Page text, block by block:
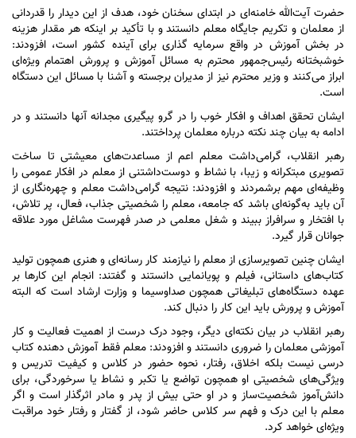
حضرت آیت‌الله خامنه‌ای در ابتدای سخنان خود، هدف از این دیدار را قدردانی
از معلمان و تکریم جایگاه معلم دانستند و با تأکید بر اینکه هر مقدار هزینه
در بخش آموزش در واقع سرمایه گذاری برای آینده کشور است، افزودند:
خوشبختانه رئیس‌جمهور محترم به مسائل آموزش و پرورش اهتمام ویژه‌ای
ابراز می‌کنند و وزیر محترم نیز از مدیران برجسته و آشنا با مسائل این دستگاه
است.
ایشان تحقق اهداف و افکار خوب را در گرو پیگیری مجدانه آنها دانستند و در
ادامه به بیان چند نکته درباره معلمان پرداختند.
رهبر انقلاب، گرامی‌داشت معلم اعم از مساعدت‌های معیشتی تا ساخت
تصویری مبتکرانه و زیبا، با نشاط و دوست‌داشتنی از معلم در افکار عمومی را
وظیفه‌ای مهم برشمردند و افزودند: نتیجه گرامی‌داشت معلم و چهره‌نگاری از
آن باید به‌گونه‌ای باشد که جامعه، معلم را شخصیتی جذاب، فعال، پر تلاش،
با افتخار و سرافراز ببیند و شغل معلمی در صدر فهرست مشاغل مورد علاقه
جوانان قرار گیرد.
ایشان چنین تصویرسازی از معلم را نیازمند کار رسانه‌ای و هنری همچون تولید
کتاب‌های داستانی، فیلم و پویانمایی دانستند و گفتند: انجام این کار‌ها بر
عهده دستگاه‌های تبلیغاتی همچون صداوسیما و وزارت ارشاد است که البته
آموزش و پرورش باید این کار را دنبال کند.
رهبر انقلاب در بیان نکته‌ای دیگر، وجود درک درست از اهمیت فعالیت و کار
آموزشی معلمان را ضروری دانستند و افزودند: معلم فقط آموزش دهنده کتاب
درسی نیست بلکه اخلاق، رفتار، نحوه حضور در کلاس و کیفیت تدریس و
ویژگی‌های شخصیتی او همچون تواضع یا تکبر و نشاط یا سرخوردگی، برای
دانش‌آموز شخصیت‌ساز و در او حتی بیش از پدر و مادر اثرگذار است و اگر
معلم با این درک و فهم سر کلاس حاضر شود، از گفتار و رفتار خود مراقبت
ویژه‌ای خواهد کرد.